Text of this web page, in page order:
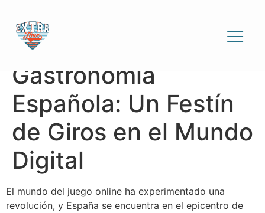
Tragaperras
Temáticas de
Gastronomía
Española: Un Festín
de Giros en el Mundo
Digital
El mundo del juego online ha experimentado una
revolución, y España se encuentra en el epicentro de